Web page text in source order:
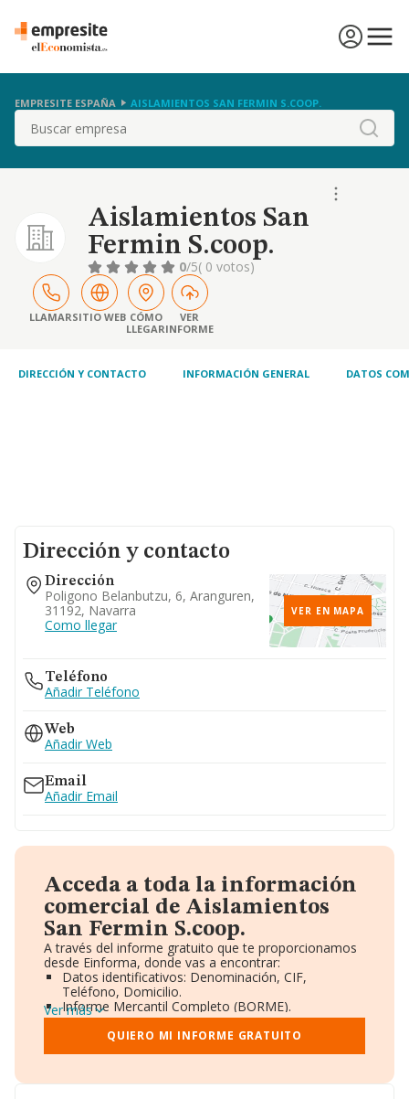
EMPRESITE ESPAÑA AISLAMIENTOS SAN FERMIN S.COOP.
Buscar
Aislamientos San
Fermin S.coop.
0/5( 0 votos)
LLAMARSITIO WEB CÓMO
LLEGAR
VER
INFORME
DIRECCIÓN Y CONTACTO INFORMACIÓN GENERAL DATOS
Dirección y contacto
Dirección
Poligono Belanbutzu, 6, Aranguren,
31192, Navarra
Como llegar
VER EN MAPA
Teléfono
Añadir Teléfono
Web
Añadir Web
Email
Añadir Email
Acceda a toda la información
comercial de Aislamientos
San Fermin S.coop.
A través del informe gratuito que te proporcionamos
desde Einforma, donde vas a encontrar:
Datos identificativos: Denominación, CIF,
Teléfono, Domicilio.
Informe Mercantil Completo (BORME).
Gráficos de Evolución Ventas y Empleados.
Consejo de Administración y Administradores.
Directivos y Ejecutivos.
Ver más
QUIERO MI INFORME GRATUITO